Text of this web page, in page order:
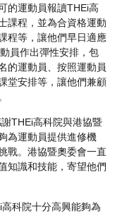
的運動員報讀THEi高
課程，並為合資格運動
程等，讓他們早日適應
員作出彈性安排，包
的運動員、按照運動員
堂安排等，讓他們兼顧
THEi高科院與港協暨
為運動員提供進修機
戰。港協暨奧委會一直
知識和技能，寄望他們
科院十分高興能夠為